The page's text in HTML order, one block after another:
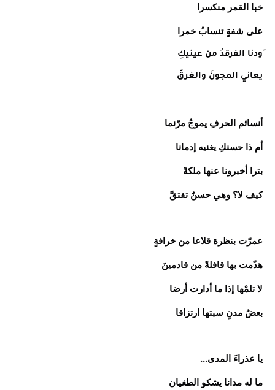
خبا القمر منكسرا
على شفةٍ تنسابُ خمرا
َودنا الفرقدُ من عينيكِ
يعاني المجونَ والغرقَ
أنسائم الحرفِ يموجُ مرّنما
أم ذا حسنكِ يغنيه إدمانا
بترا أخبرونا عنها ملكةً
كيف لا؟ وهي حسنٌ تفتقَّ
عمرّت بنظرة قلاعا من خرافةٍ
هدّمت بها قافلةً من قادمينَ
لا تلمْها إذا ما أدارت أرضا
بعضُ مدنٍ سبتها ارتزاقا
يا عذراءَ المدى...
ما له مدانا يشكو الطغيان